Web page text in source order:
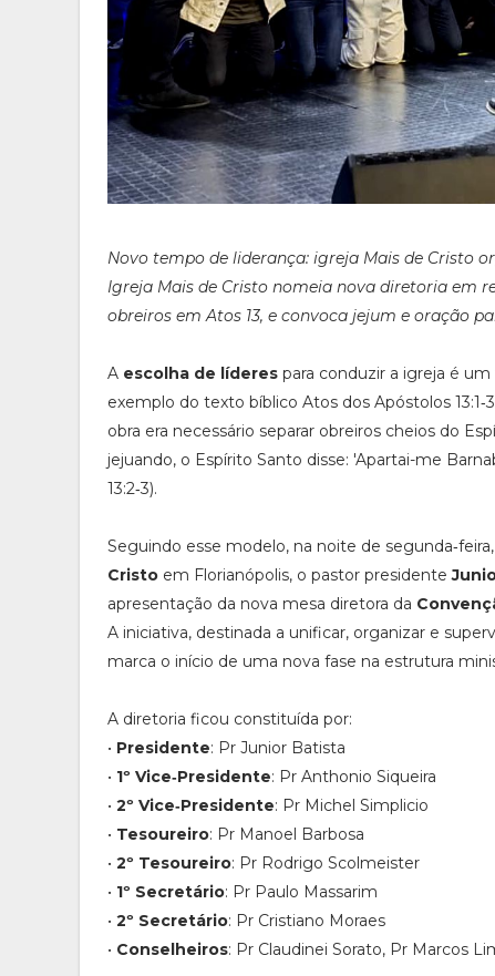
Novo tempo de liderança: igreja Mais de Cristo
Igreja Mais de Cristo nomeia nova diretoria em
obreiros em Atos 13, e convoca jejum e oração
A escolha de líderes para conduzir a igreja é
exemplo do texto bíblico Atos dos Apóstolos
obra era necessário separar obreiros cheios do
jejuando, o Espírito Santo disse: 'Apartai-me
13:2‑3).
Seguindo esse modelo, na noite de
Cristo em Florianópolis, o pastor presidente
apresentação da nova mesa diretora da
A iniciativa, destinada a unificar, organizar e
marca o início de uma nova fase na estrutura
A diretoria ficou constituída por:
• Presidente: Pr Junior Batista
• 1º Vice‑Presidente: Pr Anthonio Siqueira
• 2º Vice‑Presidente: Pr Michel Simplicio
• Tesoureiro: Pr Manoel Barbosa
• 2º Tesoureiro: Pr Rodrigo Scolmeister
• 1º Secretário: Pr Paulo Massarim
• 2º Secretário: Pr Cristiano Moraes
• Conselheiros: Pr Claudinei Sorato, Pr Marcos